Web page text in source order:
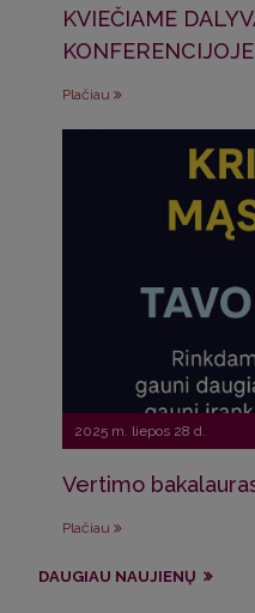
KVIEČIAME
KONFERENCIJOJE
Plačiau
2025 m. liepos 28 d.
Vertimo
Plačiau
DAUGIAU NAUJIENŲ